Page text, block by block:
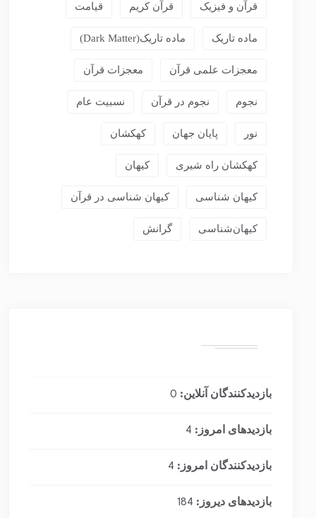
قرآن و فیزیک قرآن کریم قیامت
ماده تاریک ماده تاریک(dark Matter)
معجزات علمی قرآن معجزات قرآن
نجوم نجوم در قرآن نسبیت عام
نور پایان جهان کهکشان
کهکشان راه شیری کیهان
کیهان شناسی کیهان شناسی در قرآن
کیهان‌شناسی گرانش
بازدیدکنندگان آنلاین: 0
بازدیدهای امروز: 4
بازدیدکنندگان امروز: 4
بازدیدهای دیروز: 184